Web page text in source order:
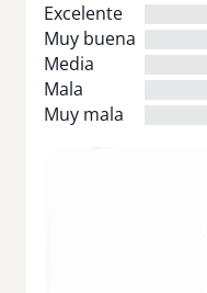
Excelente
Muy buena
Media
Mala
Muy mala